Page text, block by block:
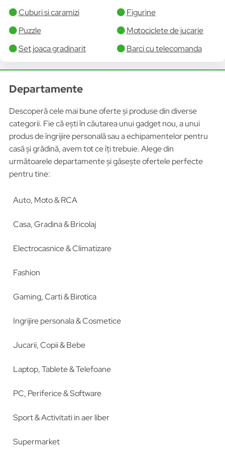
Cuburi si caramizi
Figurine
Puzzle
Motociclete de jucarie
Set joaca gradinarit
Barci cu telecomanda
Departamente
Descoperă cele mai bune oferte și produse din diverse
categorii. Fie că ești în căutarea unui gadget nou, a unui
produs de îngrijire personală sau a echipamentelor pentru
casă și grădină, avem tot ce îți trebuie. Alege din
următoarele departamente și găsește ofertele perfecte
pentru tine:
Auto, Moto & RCA
Casa, Gradina & Bricolaj
Electrocasnice & Climatizare
Fashion
Gaming, Carti & Birotica
Ingrijire personala & Cosmetice
Jucarii, Copii & Bebe
Laptop, Tablete & Telefoane
PC, Periferice & Software
Sport & Activitati in aer liber
Supermarket